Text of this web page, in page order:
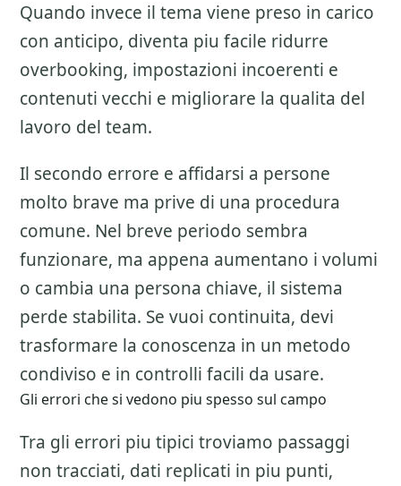
Quando invece il tema viene preso in carico
con anticipo, diventa piu facile ridurre
overbooking, impostazioni incoerenti e
contenuti vecchi e migliorare la qualita del
lavoro del team.
Il secondo errore e affidarsi a persone
molto brave ma prive di una procedura
comune. Nel breve periodo sembra
funzionare, ma appena aumentano i volumi
o cambia una persona chiave, il sistema
perde stabilita. Se vuoi continuita, devi
trasformare la conoscenza in un metodo
condiviso e in controlli facili da usare.
Gli errori che si vedono piu spesso sul campo
Tra gli errori piu tipici troviamo passaggi
non tracciati, dati replicati in piu punti,